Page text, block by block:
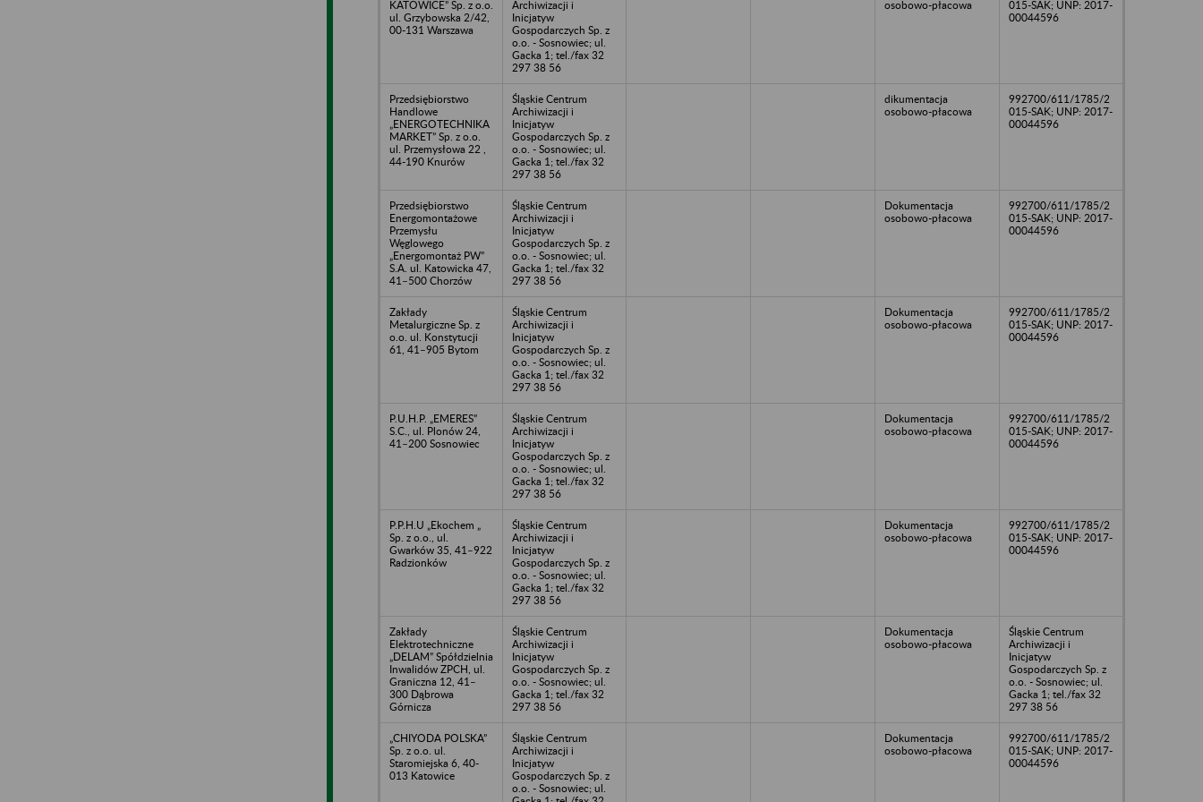
KATOWICE” Sp. z o.o.
ul. Grzybowska 2/42,
00-131 Warszawa
Archiwizacji i
Inicjatyw
Gospodarczych Sp. z
o.o. - Sosnowiec; ul.
Gacka 1; tel./fax 32
297 38 56
osobowo-płacowa
015-SAK; UNP: 2017-
00044596
Przedsiębiorstwo
Handlowe
„ENERGOTECHNIKA
MARKET” Sp. z o.o.
ul. Przemysłowa 22 ,
44-190 Knurów
Śląskie Centrum
Archiwizacji i
Inicjatyw
Gospodarczych Sp. z
o.o. - Sosnowiec; ul.
Gacka 1; tel./fax 32
297 38 56
dikumentacja
osobowo-płacowa
992700/611/1785/2
015-SAK; UNP: 2017-
00044596
Przedsiębiorstwo
Energomontażowe
Przemysłu
Węglowego
„Energomontaż PW”
S.A. ul. Katowicka 47,
41–500 Chorzów
Śląskie Centrum
Archiwizacji i
Inicjatyw
Gospodarczych Sp. z
o.o. - Sosnowiec; ul.
Gacka 1; tel./fax 32
297 38 56
Dokumentacja
osobowo-płacowa
992700/611/1785/2
015-SAK; UNP: 2017-
00044596
Zakłady
Metalurgiczne Sp. z
o.o. ul. Konstytucji
61, 41–905 Bytom
Śląskie Centrum
Archiwizacji i
Inicjatyw
Gospodarczych Sp. z
o.o. - Sosnowiec; ul.
Gacka 1; tel./fax 32
297 38 56
Dokumentacja
osobowo-płacowa
992700/611/1785/2
015-SAK; UNP: 2017-
00044596
P.U.H.P. „EMERES”
S.C., ul. Plonów 24,
41–200 Sosnowiec
Śląskie Centrum
Archiwizacji i
Inicjatyw
Gospodarczych Sp. z
o.o. - Sosnowiec; ul.
Gacka 1; tel./fax 32
297 38 56
Dokumentacja
osobowo-płacowa
992700/611/1785/2
015-SAK; UNP: 2017-
00044596
P.P.H.U „Ekochem „
Sp. z o.o., ul.
Gwarków 35, 41–922
Radzionków
Śląskie Centrum
Archiwizacji i
Inicjatyw
Gospodarczych Sp. z
o.o. - Sosnowiec; ul.
Gacka 1; tel./fax 32
297 38 56
Dokumentacja
osobowo-płacowa
992700/611/1785/2
015-SAK; UNP: 2017-
00044596
Zakłady
Elektrotechniczne
„DELAM” Spółdzielnia
Inwalidów ZPCH, ul.
Graniczna 12, 41–
300 Dąbrowa
Górnicza
Śląskie Centrum
Archiwizacji i
Inicjatyw
Gospodarczych Sp. z
o.o. - Sosnowiec; ul.
Gacka 1; tel./fax 32
297 38 56
Dokumentacja
osobowo-płacowa
Śląskie Centrum
Archiwizacji i
Inicjatyw
Gospodarczych Sp. z
o.o. - Sosnowiec; ul.
Gacka 1; tel./fax 32
297 38 56
„CHIYODA POLSKA”
Sp. z o.o. ul.
Staromiejska 6, 40-
013 Katowice
Śląskie Centrum
Archiwizacji i
Inicjatyw
Gospodarczych Sp. z
o.o. - Sosnowiec; ul.
Dokumentacja
osobowo-płacowa
992700/611/1785/2
015-SAK; UNP: 2017-
00044596